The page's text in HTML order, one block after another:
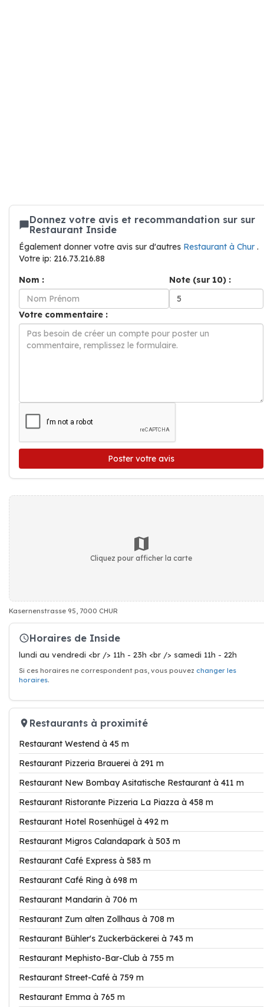
Donnez votre avis et recommandation sur sur
Restaurant Inside
Également donner votre avis sur d'autres Restaurant à Chur .
Votre ip: 216.73.216.88
Nom :
Note (sur 10) :
Votre commentaire :
Poster votre avis
Cliquez pour afficher la carte
Kasernenstrasse 95, 7000 CHUR
Horaires de Inside
lundi au vendredi <br /> 11h - 23h <br /> samedi 11h - 22h
Si ces horaires ne correspondent pas, vous pouvez changer les
horaires.
Restaurants à proximité
Restaurant Westend à 45 m
Restaurant Pizzeria Brauerei à 291 m
Restaurant New Bombay Asitatische Restaurant à 411 m
Restaurant Ristorante Pizzeria La Piazza à 458 m
Restaurant Hotel Rosenhügel à 492 m
Restaurant Migros Calandapark à 503 m
Restaurant Café Express à 583 m
Restaurant Café Ring à 698 m
Restaurant Mandarin à 706 m
Restaurant Zum alten Zollhaus à 708 m
Restaurant Bühler's Zuckerbäckerei à 743 m
Restaurant Mephisto-Bar-Club à 755 m
Restaurant Street-Café à 759 m
Restaurant Emma à 765 m